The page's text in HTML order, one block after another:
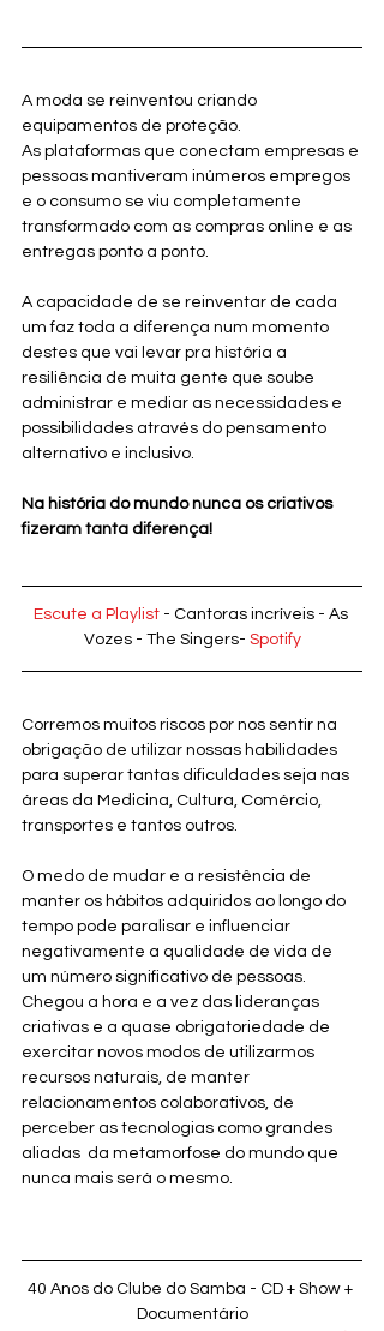
A moda se reinventou criando
equipamentos de proteção.
As plataformas que conectam empresas e
pessoas mantiveram inúmeros empregos
e o consumo se viu completamente
transformado com as compras online e as
entregas ponto a ponto.
A capacidade de se reinventar de cada
um faz toda a diferença num momento
destes que vai levar pra história a
resiliência de muita gente que soube
administrar e mediar as necessidades e
possibilidades através do pensamento
alternativo e inclusivo.
Na história do mundo nunca os criativos
fizeram tanta diferença!
Escute a Playlist - Cantoras incríveis - As
Vozes - The Singers- Spotify
Corremos muitos riscos por nos sentir na
obrigação de utilizar nossas habilidades
para superar tantas dificuldades seja nas
áreas da Medicina, Cultura, Comércio,
transportes e tantos outros.
O medo de mudar e a resistência de
manter os hábitos adquiridos ao longo do
tempo pode paralisar e influenciar
negativamente a qualidade de vida de
um número significativo de pessoas.
Chegou a hora e a vez das lideranças
criativas e a quase obrigatoriedade de
exercitar novos modos de utilizarmos
recursos naturais, de manter
relacionamentos colaborativos, de
perceber as tecnologias como grandes
aliadas  da metamorfose do mundo que
nunca mais será o mesmo.
40 Anos do Clube do Samba - CD + Show +
Documentário